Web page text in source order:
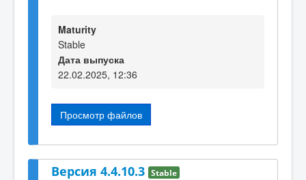
Maturity
Stable
Дата выпуска
22.02.2025, 12:36
Просмотр файлов
Версия 4.4.10.3 Stable